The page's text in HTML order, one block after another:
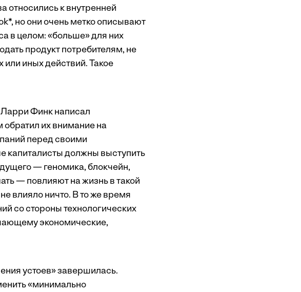
относились к внутренней
но они очень метко описывают
в целом: «больше» для них
продукт потребителям, не
иных действий. Такое
Ларри Финк написал
обратил их внимание на
перед своими
капиталисты должны выступить
— геномика, блокчейн,
— повлияют на жизнь в такой
влияло ничто. В то же время
со стороны технологических
экономические,
устоев» завершилась.
«минимально